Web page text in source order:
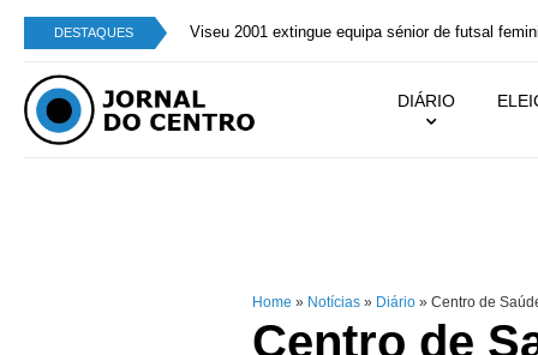
DESTAQUES Viseu 2001 extingue equipa sénior de futsal
DIÁRIO
Home » Notícias » Diário » Centro de
Centro de